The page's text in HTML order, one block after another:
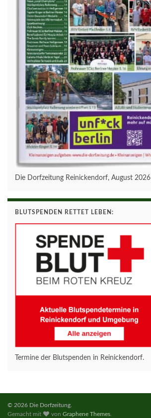
Die Dorfzeitung Reinickendorf, August 2026
BLUTSPENDEN RETTET LEBEN:
Termine der Blutspenden in Reinickendorf.
© 2026 Die Dorfzeitung.
Gemacht mit
vonGraphene Themes